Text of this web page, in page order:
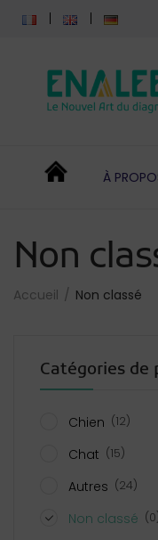
À
Non
Accueil Non classé
Catégories de
Chien (12)
Chat (15)
Autres (24)
Non classé